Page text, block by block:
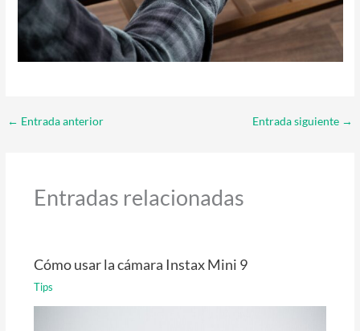
← Entrada anterior Entrada siguiente →
Entradas relacionadas
Cómo usar la cámara Instax Mini 9
Tips